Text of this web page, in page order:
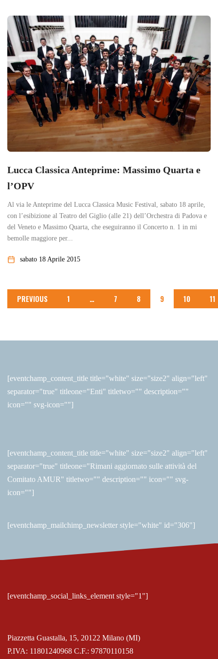
Lucca Classica Anteprime: Massimo Quarta e
l’OPV
Al via le Anteprime del Lucca Classica Music Festival, sabato 18 aprile,
con l’esibizione al Teatro del Giglio (alle 21) dell’Orchestra di Padova e
del Veneto e Massimo Quarta, che eseguiranno il Concerto n. 1 in mi
bemolle maggiore per...
sabato 18 Aprile 2015
PREVIOUS 1 … 7 8 9 10 11
[eventchamp_content_title title="white" size="size2" align="left"
separator="true" titleone="Enti" titletwo="" description=""
icon="" svg-icon=""]
[eventchamp_content_title title="white" size="size2" align="left"
separator="true" titleone="Rimani aggiornato sulle attività del
Comitato AMUR" titletwo="" description="" icon="" svg-
icon=""]
[eventchamp_mailchimp_newsletter style="white" id="306"]
[eventchamp_social_links_element style="1"]
P.IVA: 11801240968 C.F.: 97870110158
Piazzetta Guastalla, 15, 20122 Milano (MI)